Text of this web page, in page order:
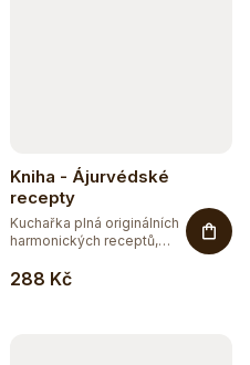
Kniha - Ájurvédské
recepty
288 Kč
Kuchařka plná originálních
harmonických receptů,